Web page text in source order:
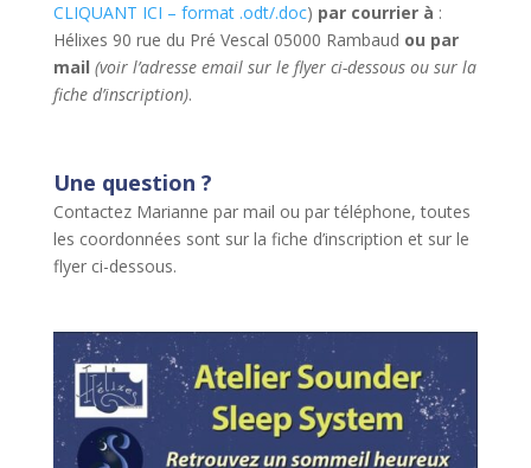
CLIQUANT ICI – format .odt/.doc) par courrier à :
Hélixes 90 rue du Pré Vescal 05000 Rambaud ou par
mail (voir l’adresse email sur le flyer ci-dessous ou sur la
fiche d’inscription).
Une question ?
Contactez Marianne par mail ou par téléphone, toutes
les coordonnées sont sur la fiche d’inscription et sur le
flyer ci-dessous.